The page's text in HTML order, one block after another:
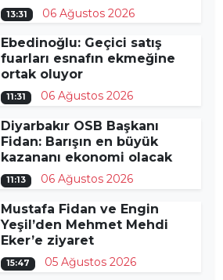
13:31 06 Ağustos 2026
Ebedinoğlu: Geçici satış
fuarları esnafın ekmeğine
ortak oluyor
11:31 06 Ağustos 2026
Diyarbakır OSB Başkanı
Fidan: Barışın en büyük
kazananı ekonomi olacak
11:13 06 Ağustos 2026
Mustafa Fidan ve Engin
Yeşil’den Mehmet Mehdi
Eker’e ziyaret
15:47 05 Ağustos 2026